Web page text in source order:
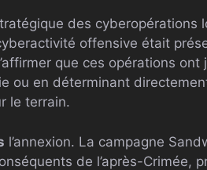
des cyberopérations
offensive était
que ces opérations ont
ou en déterminant
le terrain.
l’annexion. La campagne
de l’après-Crimée,